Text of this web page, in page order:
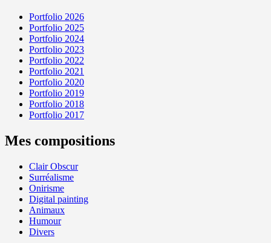
Portfolio 2026
Portfolio 2025
Portfolio 2024
Portfolio 2023
Portfolio 2022
Portfolio 2021
Portfolio 2020
Portfolio 2019
Portfolio 2018
Portfolio 2017
Mes compositions
Clair Obscur
Surréalisme
Onirisme
Digital painting
Animaux
Humour
Divers